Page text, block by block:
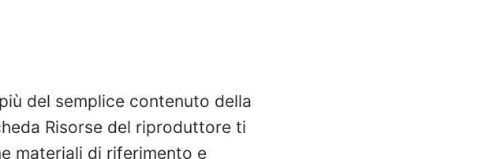
del semplice contenuto della
Risorse del riproduttore ti
materiali di riferimento e